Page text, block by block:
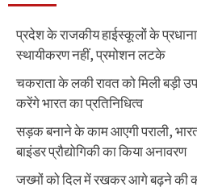
प्रदेश के राजकीय हाईस्कूलों के
स्थायीकरण नहीं, प्रमोशन लटके
चकराता के लकी रावत को मिली बड़ी
करेंगे भारत का प्रतिनिधित्व
सड़क बनाने के काम आएगी पराली,
बाइंडर प्रौद्योगिकी का किया अनावरण
जख्मों को दिल में रखकर आगे बढ़ने की